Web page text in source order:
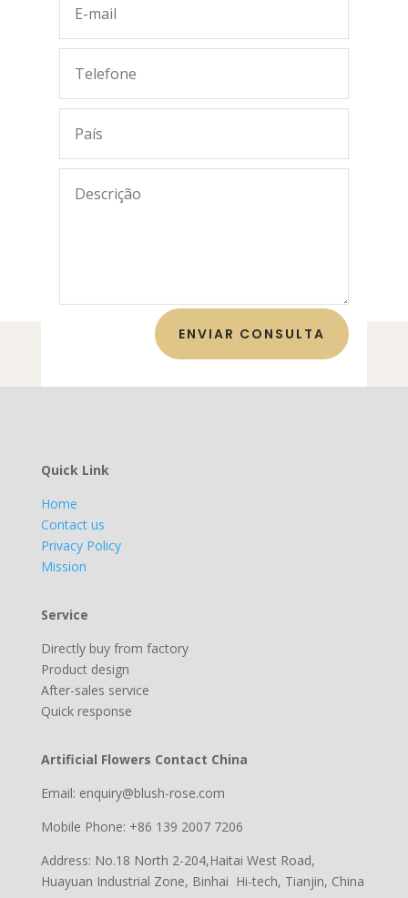
ENVIAR CONSULTA
Quick Link
Home
Contact us
Privacy Policy
Mission
Service
Directly buy from factory
Product design
After-sales service
Quick response
Artificial Flowers Contact China
Email: enquiry@blush-rose.com
Mobile Phone: +86 139 2007 7206
Address: No.18 North 2-204,Haitai West Road,
Huayuan Industrial Zone, Binhai Hi-tech, Tianjin, China